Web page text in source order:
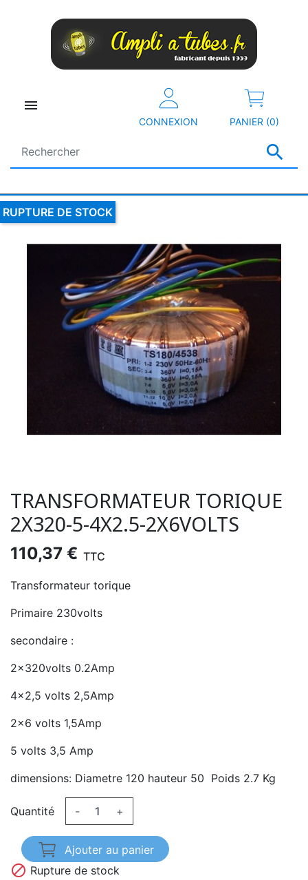


CONNEXION PANIER (0)
RUPTURE DE STOCK
TRANSFORMATEUR TORIQUE
2X320-5-4X2.5-2X6VOLTS
110,37 € TTC
Transformateur torique
Primaire 230volts
secondaire :
2x320volts 0.2Amp
4x2,5 volts 2,5Amp
2x6 volts 1,5Amp
5 volts 3,5 Amp
dimensions: Diametre 120 hauteur 50 Poids 2.7 Kg
Quantité - +
Ajouter au panier
 Rupture de stock